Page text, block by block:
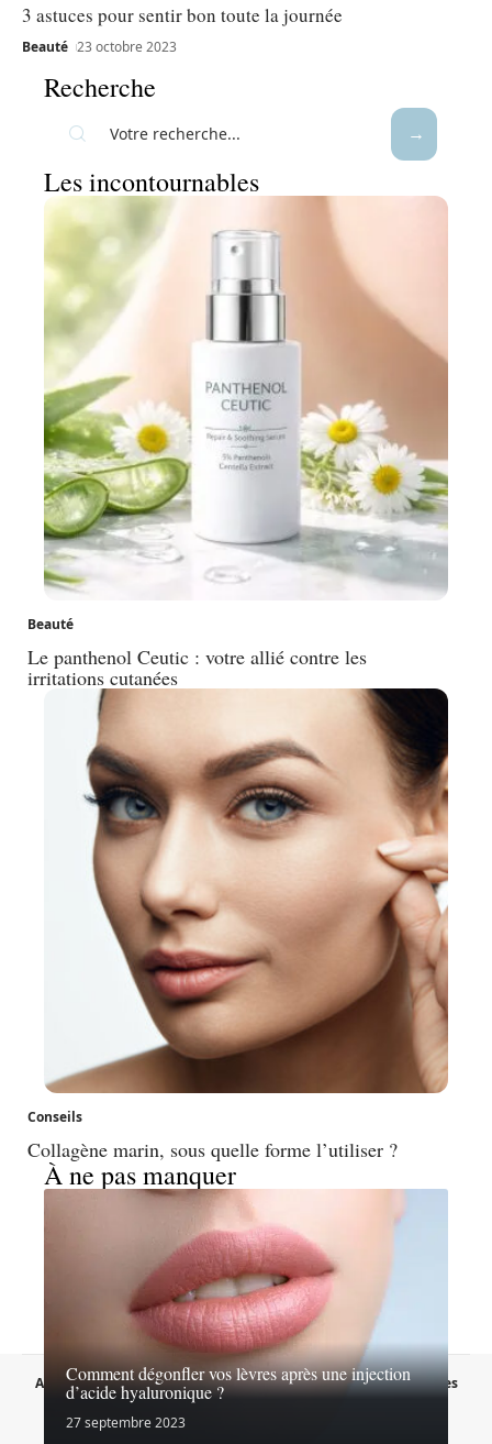
3 astuces pour sentir bon toute la journée
Beauté 23 octobre 2023
Recherche
Les incontournables
Beauté
Le panthenol Ceutic : votre allié contre les
irritations cutanées
Conseils
Collagène marin, sous quelle forme l’utiliser ?
À ne pas manquer
Comment dégonfler vos lèvres après une injection
d’acide hyaluronique ?
27 septembre 2023
A propos Contact Proposer un article
Mentions légales
Sitemap